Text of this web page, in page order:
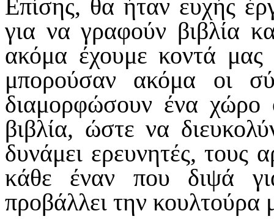
Επίσης, θα ήταν ευχής
για να γραφούν βιβλία
ακόμα έχουμε κοντά
μπορούσαν ακόμα οι
διαμορφώσουν ένα
βιβλία, ώστε να
δυνάμει ερευνητές, τους
κάθε έναν που διψά
προβάλλει την κουλτούρα